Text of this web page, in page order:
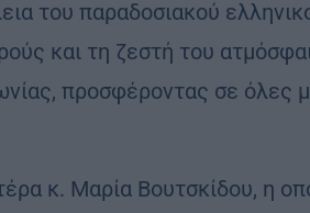
του παραδοσιακού
και τη ζεστή του
προσφέροντας σε όλες
κ. Μαρία Βουτσκίδου, η